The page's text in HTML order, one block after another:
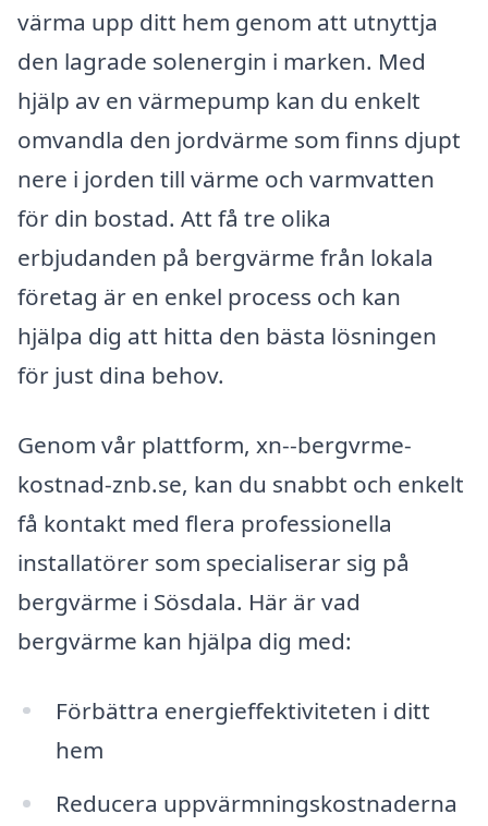
värma upp ditt hem genom att utnyttja
den lagrade solenergin i marken. Med
hjälp av en värmepump kan du enkelt
omvandla den jordvärme som finns djupt
nere i jorden till värme och varmvatten
för din bostad. Att få tre olika
erbjudanden på bergvärme från lokala
företag är en enkel process och kan
hjälpa dig att hitta den bästa lösningen
för just dina behov.
Genom vår plattform, xn--bergvrme-
kostnad-znb.se, kan du snabbt och enkelt
få kontakt med flera professionella
installatörer som specialiserar sig på
bergvärme i Sösdala. Här är vad
bergvärme kan hjälpa dig med:
Förbättra energieffektiviteten i ditt
hem
Reducera uppvärmningskostnaderna